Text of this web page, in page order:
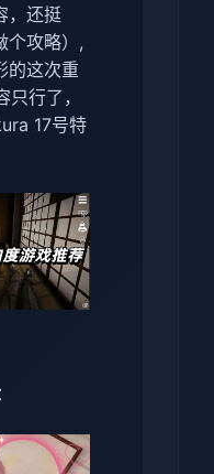
，还挺
个攻略）,
的这次重
行了，
17号特